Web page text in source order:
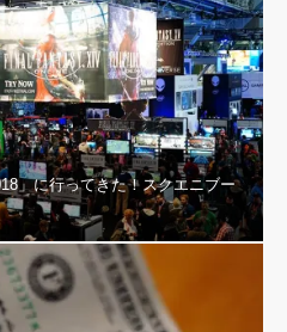
」に行ってきた！スクエニブー